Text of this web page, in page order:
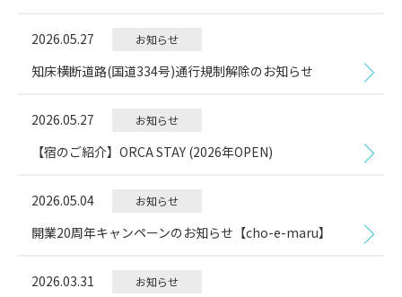
2026.05.27 お知らせ
知床横断道路(国道334号)通行規制解除のお知らせ
2026.05.27 お知らせ
【宿のご紹介】ORCA STAY (2026年OPEN)
2026.05.04 お知らせ
開業20周年キャンペーンのお知らせ【cho-e-maru】
2026.03.31 お知らせ